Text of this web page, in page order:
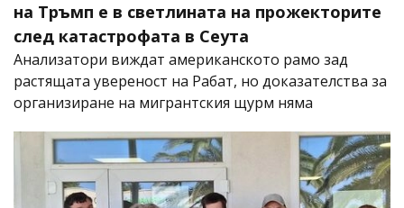
на Тръмп е в светлината на прожекторите
след катастрофата в Сеута
Анализатори виждат американското рамо зад
растящата увереност на Рабат, но доказателства за
организиране на мигрантския щурм няма